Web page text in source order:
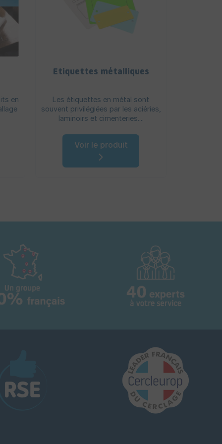
en
Etiquettes métalliques
Les étiquettes en métal sont
souvent privilégiées par les aciéries,
laminoirs et cimenteries....
Voir le produit